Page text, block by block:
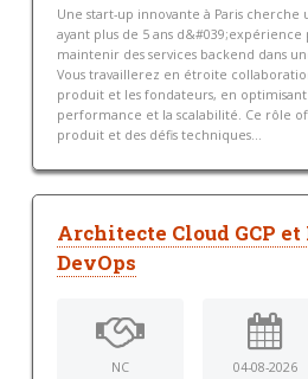
Une start-up innovante à Paris cherche
ayant plus de 5 ans
maintenir des services backend dans
Vous travaillerez en étroite
produit et les fondateurs, en optimisant
performance et la scalabilité. Ce rôle
produit et des défis techniques...
Architecte Cloud GCP
DevOps
NC 04-08-2026